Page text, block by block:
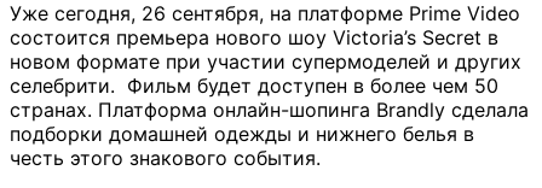
Уже сегодня, 26 сентября, на платформе Prime Video
состоится премьера нового шоу Victoria’s Secret в
новом формате при участии супермоделей и других
селебрити. Фильм будет доступен в более чем 50
странах. Платформа онлайн-шопинга Brandly сделала
подборки домашней одежды и нижнего белья в
честь этого знакового события.